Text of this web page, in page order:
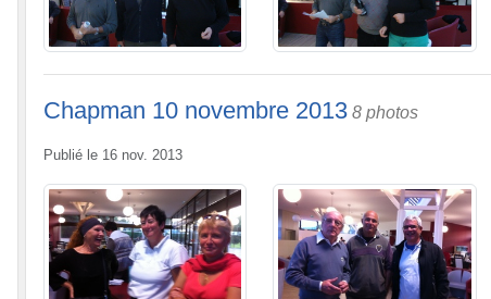
Chapman 10 novembre 2013 8 photos
Publié le 16 nov. 2013